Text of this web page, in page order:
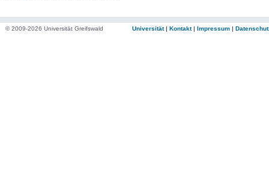
© 2009-2026 Universität Greifswald Universität| Kontakt| Impressum |